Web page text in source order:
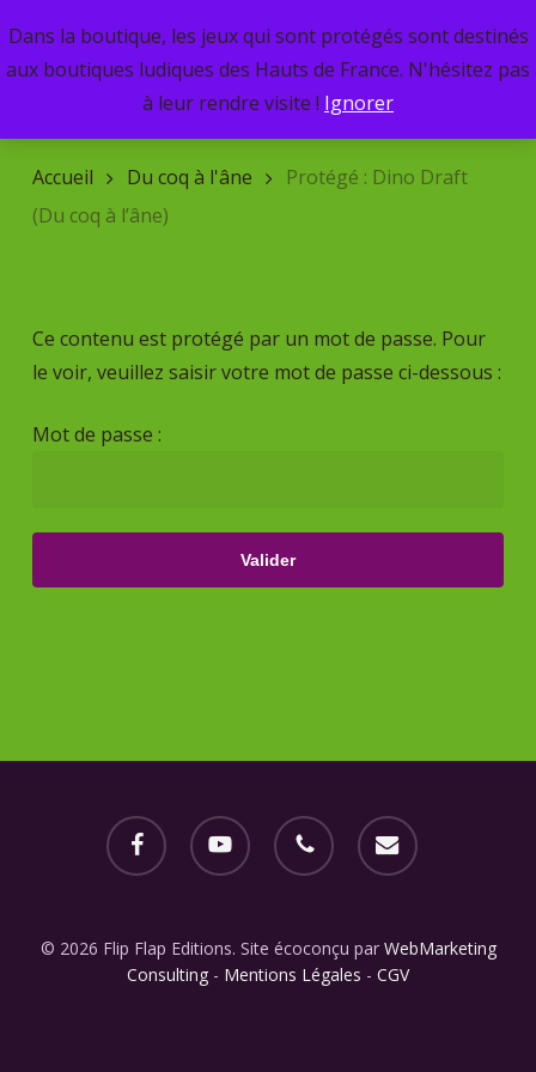
Dans la boutique, les jeux qui sont protégés sont destinés
aux boutiques ludiques des Hauts de France. N'hésitez pas
à leur rendre visite ! Ignorer
to
main
produits
Menu
Accueil Du coq à l'âne
Protégé : Dino Draft
(Du coq à l’âne)
Ce contenu est protégé par un mot de passe. Pour
le voir, veuillez saisir votre mot de passe ci-dessous :
Mot de passe :
facebook youtube phone email
© 2026 Flip Flap Editions. Site écoconçu par WebMarketing
Consulting - Mentions Légales - CGV